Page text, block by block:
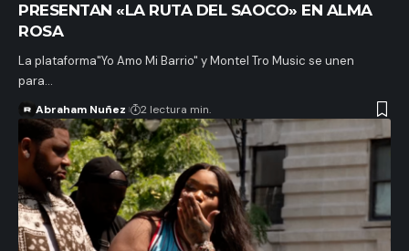
PRESENTAN «LA RUTA DEL SAOCO» EN ALMA
ROSA
La plataforma"Yo Amo Mi Barrio" y Montel Tro Music se unen
para…
Abraham Nuñez 2 lectura min.